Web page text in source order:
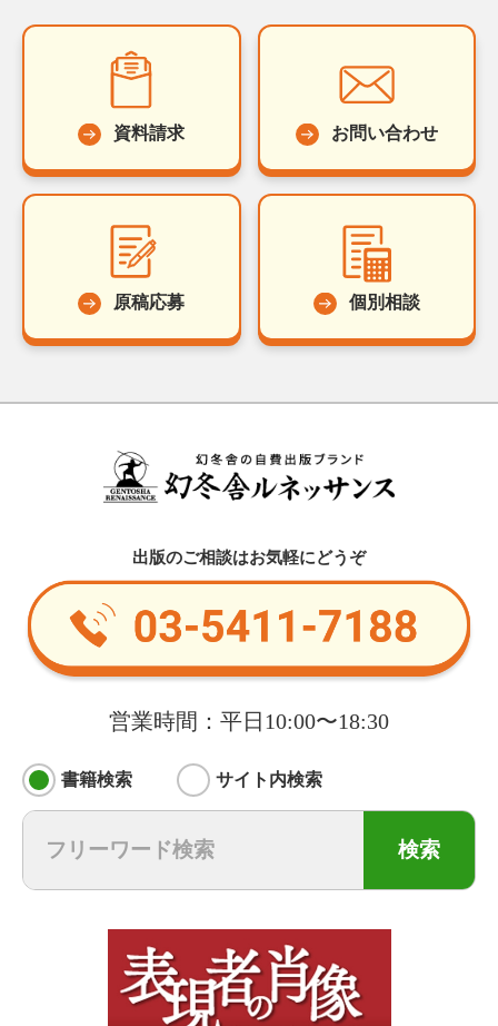
資料請求 お問い合わせ
原稿応募 個別相談
出版のご相談はお気軽にどうぞ
営業時間：平日10:00〜18:30
書籍検索 サイト内検索
検索